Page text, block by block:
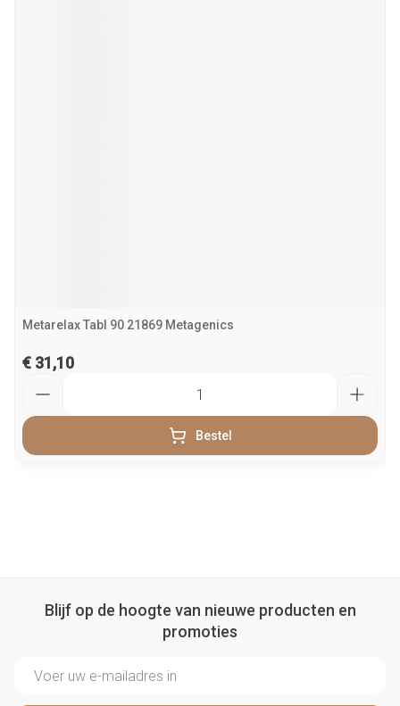
Metarelax Tabl 90 21869 Metagenics
€ 31,10
Bestel
Blijf op de hoogte van nieuwe producten en
promoties